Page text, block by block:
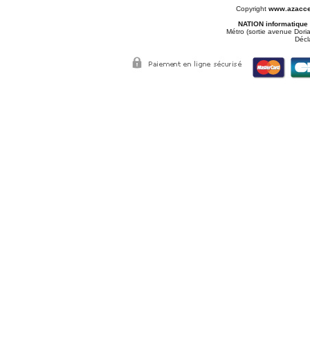
Copyright
NATION informatique
Métro (sortie avenue